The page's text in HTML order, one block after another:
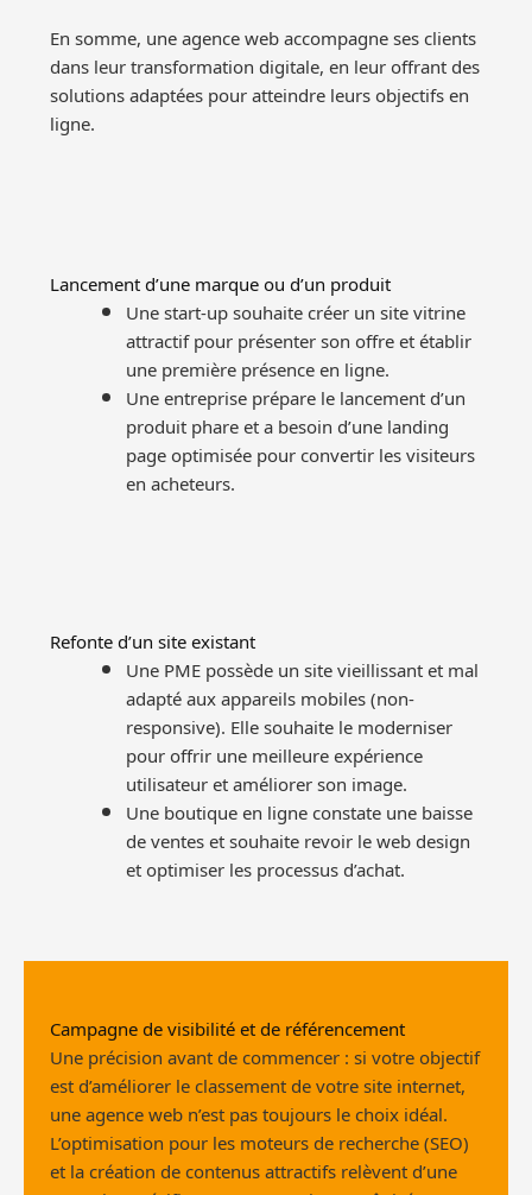
En somme, une agence web accompagne ses clients
dans leur transformation digitale, en leur offrant des
solutions adaptées pour atteindre leurs objectifs en
ligne.
Lancement d’une marque ou d’un produit
Une start-up souhaite créer un site vitrine
attractif pour présenter son offre et établir
une première présence en ligne.
Une entreprise prépare le lancement d’un
produit phare et a besoin d’une landing
page optimisée pour convertir les visiteurs
en acheteurs.
Refonte d’un site existant
Une PME possède un site vieillissant et mal
adapté aux appareils mobiles (non-
responsive). Elle souhaite le moderniser
pour offrir une meilleure expérience
utilisateur et améliorer son image.
Une boutique en ligne constate une baisse
de ventes et souhaite revoir le web design
et optimiser les processus d’achat.
Campagne de visibilité et de référencement
Une précision avant de commencer : si votre objectif
est d’améliorer le classement de votre site internet,
une agence web n’est pas toujours le choix idéal.
L’optimisation pour les moteurs de recherche (SEO)
et la création de contenus attractifs relèvent d’une